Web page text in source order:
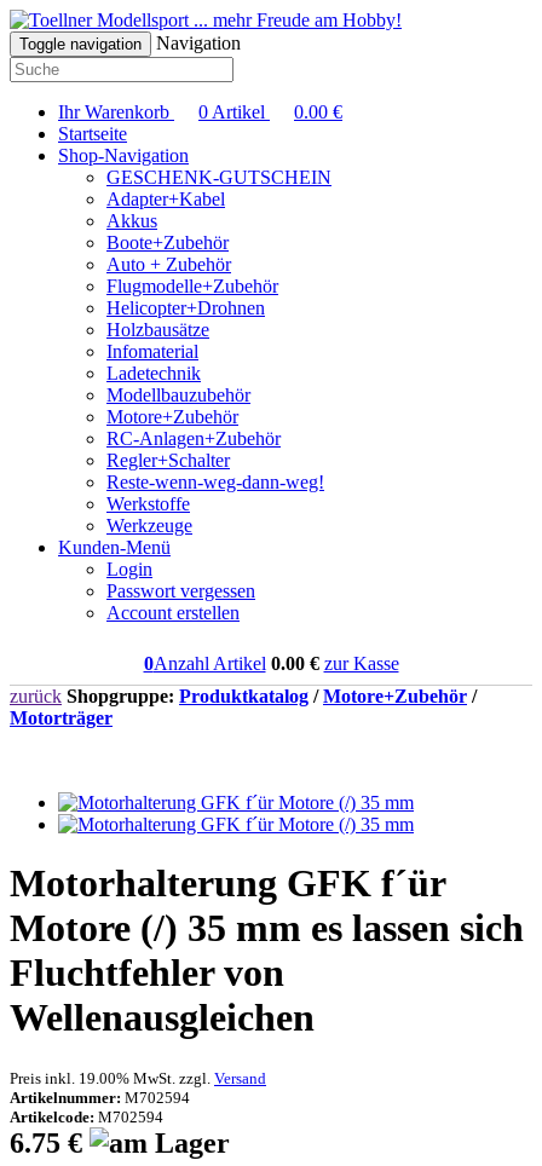
... mehr Freude am Hobby!
Toggle navigation Navigation
Ihr Warenkorb 0 Artikel 0.00 €
Startseite
Shop-Navigation
GESCHENK-GUTSCHEIN
Adapter+Kabel
Akkus
Boote+Zubehör
Auto + Zubehör
Flugmodelle+Zubehör
Helicopter+Drohnen
Holzbausätze
Infomaterial
Ladetechnik
Modellbauzubehör
Motore+Zubehör
RC-Anlagen+Zubehör
Regler+Schalter
Reste-wenn-weg-dann-weg!
Werkstoffe
Werkzeuge
Kunden-Menü
Login
Passwort vergessen
Account erstellen
0Anzahl Artikel 0.00€ zur Kasse
zurück Shopgruppe: Produktkatalog /Motore+Zubehör /
Motorträger
Motorhalterung GFK f´ür
Motore (/) 35 mm es lassen sich
Fluchtfehler von
Wellenausgleichen
Preis inkl. 19.00% MwSt. zzgl. Versand
Artikelnummer: M702594
Artikelcode: M702594
6.75 €